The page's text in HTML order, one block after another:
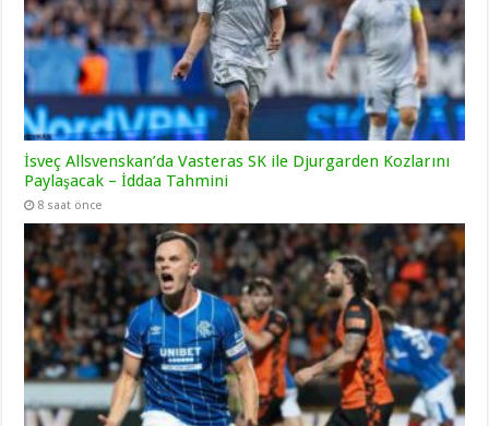
İsveç Allsvenskan’da Vasteras SK ile Djurgarden Kozlarını
Paylaşacak – İddaa Tahmini
8 saat önce